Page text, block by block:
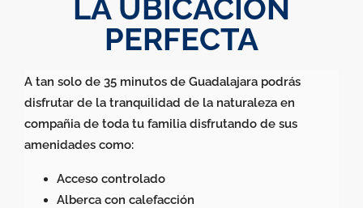
LA UBICACIÓN
PERFECTA
A tan solo de 35 minutos de Guadalajara podrás
disfrutar de la tranquilidad de la naturaleza en
compañia de toda tu familia disfrutando de sus
amenidades como:
Acceso controlado
Alberca con calefacción